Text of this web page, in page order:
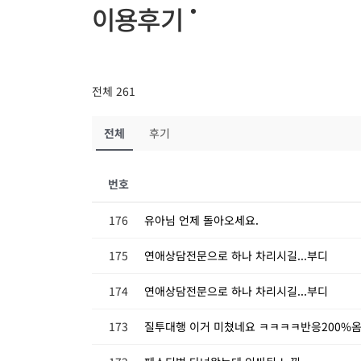
이용후기
전체 261
전체 후기
번호
176 유아님 언제 돌아오세요.
175 연애상담전문으로 하나 차리시길...부디
174 연애상담전문으로 하나 차리시길...부디
173 질투대행 이거 미쳤네요 ㅋㅋㅋㅋ반응200%옴